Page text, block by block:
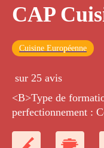
CAP
Cuisine Européenne
sur 25 avis
<B>Type de formation :</B>
perfectionnement :
connaissances des